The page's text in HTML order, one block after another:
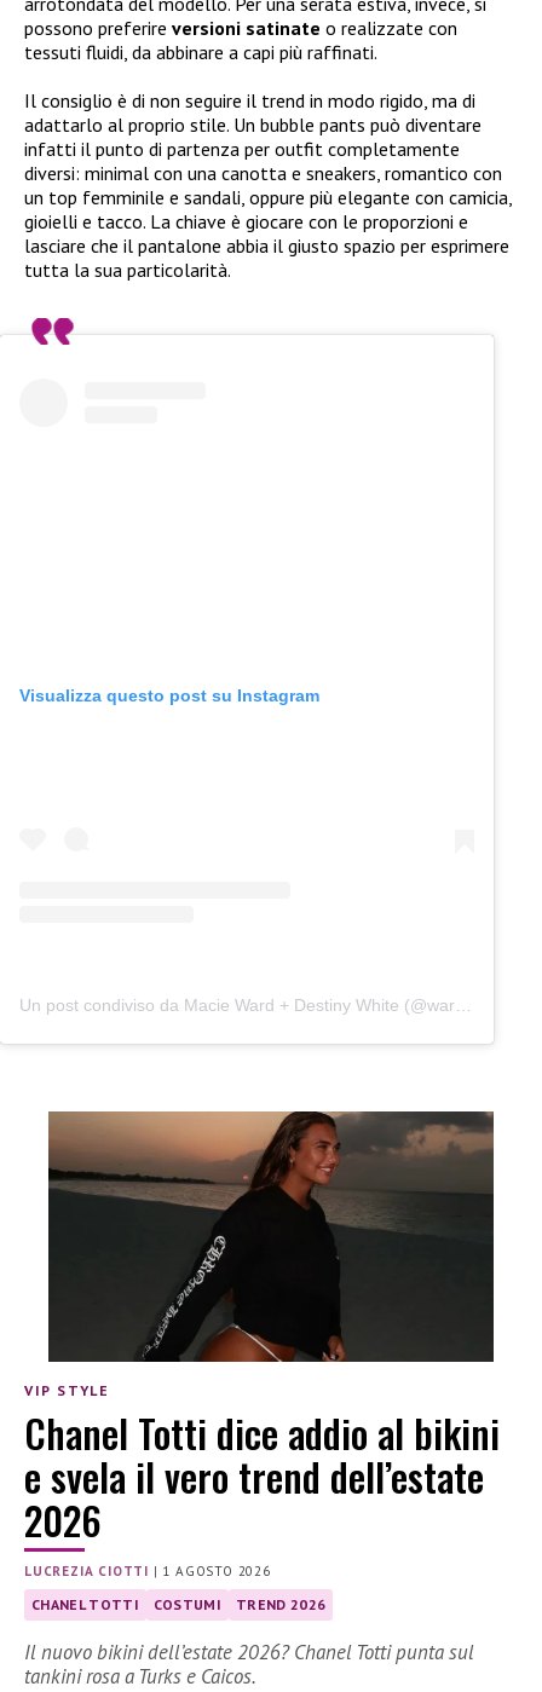
possono preferire versioni satinate o realizzate con
tessuti fluidi, da abbinare a capi più raffinati.
Il consiglio è di non seguire il trend in modo rigido, ma di
adattarlo al proprio stile. Un bubble pants può diventare
infatti il punto di partenza per outfit completamente
diversi: minimal con una canotta e sneakers, romantico con
un top femminile e sandali, oppure più elegante con camicia,
gioielli e tacco. La chiave è giocare con le proporzioni e
lasciare che il pantalone abbia il giusto spazio per esprimere
tutta la sua particolarità.
Visualizza questo post su Instagram
VIP STYLE
Chanel Totti dice addio al bikini
e svela il vero trend dell’estate
2026
LUCREZIA CIOTTI | 1 AGOSTO 2026
CHANEL TOTTI COSTUMI TREND 2026
Il nuovo bikini dell’estate 2026? Chanel Totti punta sul
tankini rosa a Turks e Caicos.